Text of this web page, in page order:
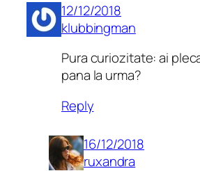
12/12/2018
klubbingman
Pura curiozitate: ai
pana la urma?
Reply
16/12/2018
ruxandra